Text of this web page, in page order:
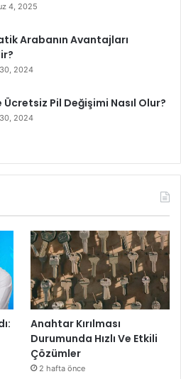
4, 2025
Arabanın Avantajları
2024
Ücretsiz Pil Değişimi Nasıl Olur?
2024
Anahtar Kırılması
Durumunda Hızlı Ve Etkili
Çözümler
2 hafta önce